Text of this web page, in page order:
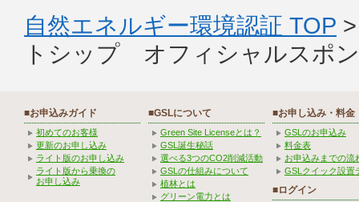
自然エネルギー環境認証 TOP
トシップ オフィシャルスポ
■お申込みガイド
初めてのお客様
更新のお申し込み
ライト版のお申し込み
ライト版から乗換の
お申し込み
■GSLについて
Green Site Licenseとは？
GSL誕生秘話
選べる3つのCO2削減活動
GSLの仕組みについて
植林とは
グリーン電力とは
■お申し込み・料金
GSLのお申込み
料金表
お申込みまでの流
GSLクイック設置
■ログイン